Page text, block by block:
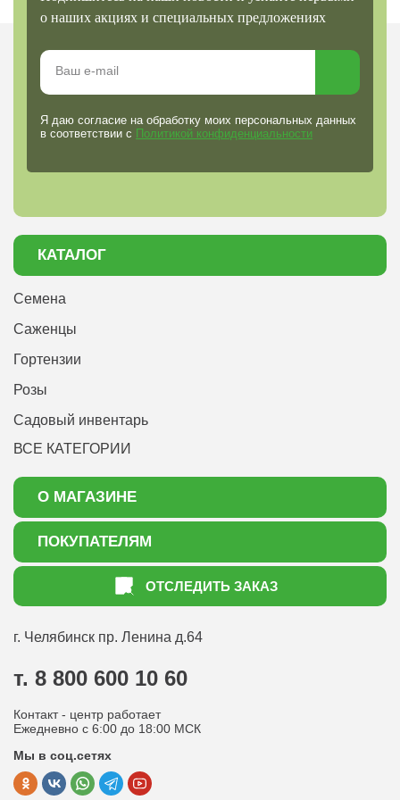
о наших акциях и специальных предложениях
Я даю согласие на обработку моих персональных данных
в соответствии с Политикой конфиденциальности
КАТАЛОГ
Семена
Саженцы
Гортензии
Розы
Садовый инвентарь
ВСЕ КАТЕГОРИИ
О МАГАЗИНЕ
О нас
Акции
ПОКУПАТЕЛЯМ
Как оформить заказ
Статьи садоводу
Оптовым покупателям
Политика конфиденциальности
Публичная оферта
ОТСЛЕДИТЬ ЗАКАЗ
г. Челябинск пр. Ленина д.64
т. 8 800 600 10 60
Контакт - центр работает
Ежедневно с 6:00 до 18:00 МСК
Мы в соц.сетях